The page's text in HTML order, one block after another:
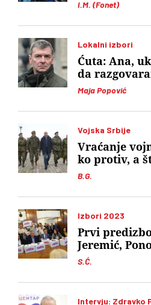
I.M. (Fonet)
Lokalni izbori
Maja Popović
Ćuta: Ana,
da
Vojska Srbije
B.G.
Vraćanje
ko protiv, a
Izbori 2023
S.Ć.
Prvi
Jeremić,
Intervju: Zdravko